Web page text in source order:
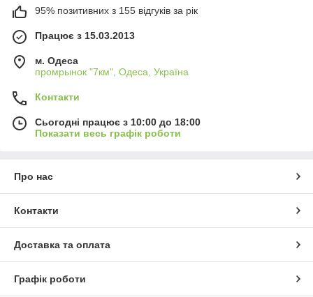
95% позитивних з 155 відгуків за рік
Працює з 15.03.2013
м. Одеса
промрынок "7км", Одеса, Україна
Контакти
Сьогодні працює з 10:00 до 18:00
Показати весь графік роботи
Про нас
Контакти
Доставка та оплата
Графік роботи